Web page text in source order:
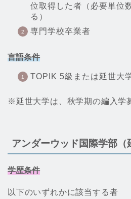
位取得した者（必要単位
る）
専門学校卒業者
言語条件
TOPIK 5級または延世大
※延世大学は、秋学期の編入学
アンダーウッド国際学部（
学歴条件
以下のいずれかに該当する者